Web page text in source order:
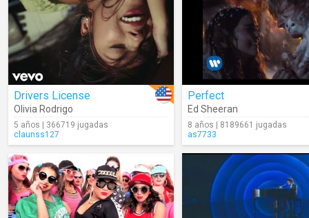
Drivers License
Olivia Rodrigo
5 años | 366719 jugadas
claunss127
Perfect
Ed Sheeran
8 años | 8189661 jugadas
as7733